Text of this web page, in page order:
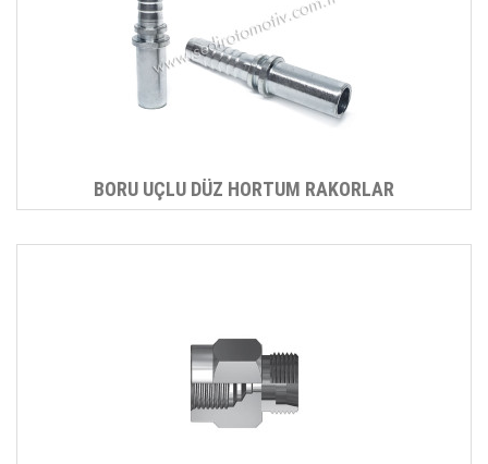
BORU UÇLU DÜZ HORTUM RAKORLAR